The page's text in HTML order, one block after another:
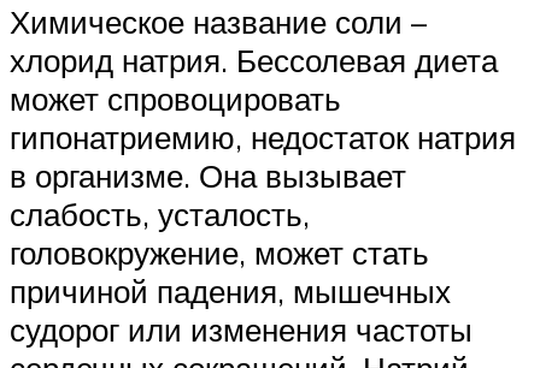
Химическое название соли –
хлорид натрия. Бессолевая диета
может спровоцировать
гипонатриемию, недостаток натрия
в организме. Она вызывает
слабость, усталость,
головокружение, может стать
причиной падения, мышечных
судорог или изменения частоты